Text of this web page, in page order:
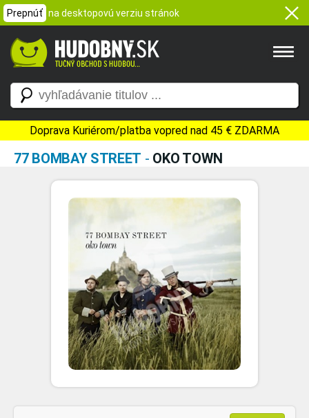
Prepnúť na desktopovú verziu stránok
Doprava Kuriérom/platba vopred nad 45 € ZDARMA
77 BOMBAY STREET - OKO TOWN